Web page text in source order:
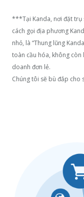
***Tại Kanda, nơi đặt trụ
cách gọi địa phương
nhỏ, là “Thung lũng
toàn cầu hóa, không còn
doanh đơn lẻ.
Chúng tôi sẽ bù đắp cho